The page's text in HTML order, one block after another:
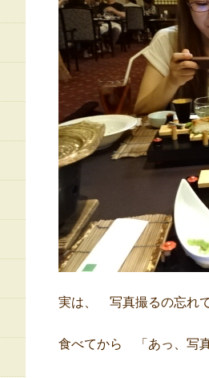
実は、 写真撮るの忘れ
食べてから 「あっ、写